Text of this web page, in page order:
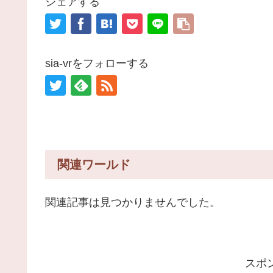
sia-vrをフォローする
関連ワールド
関連記事は見つかりませんでした。
スポ